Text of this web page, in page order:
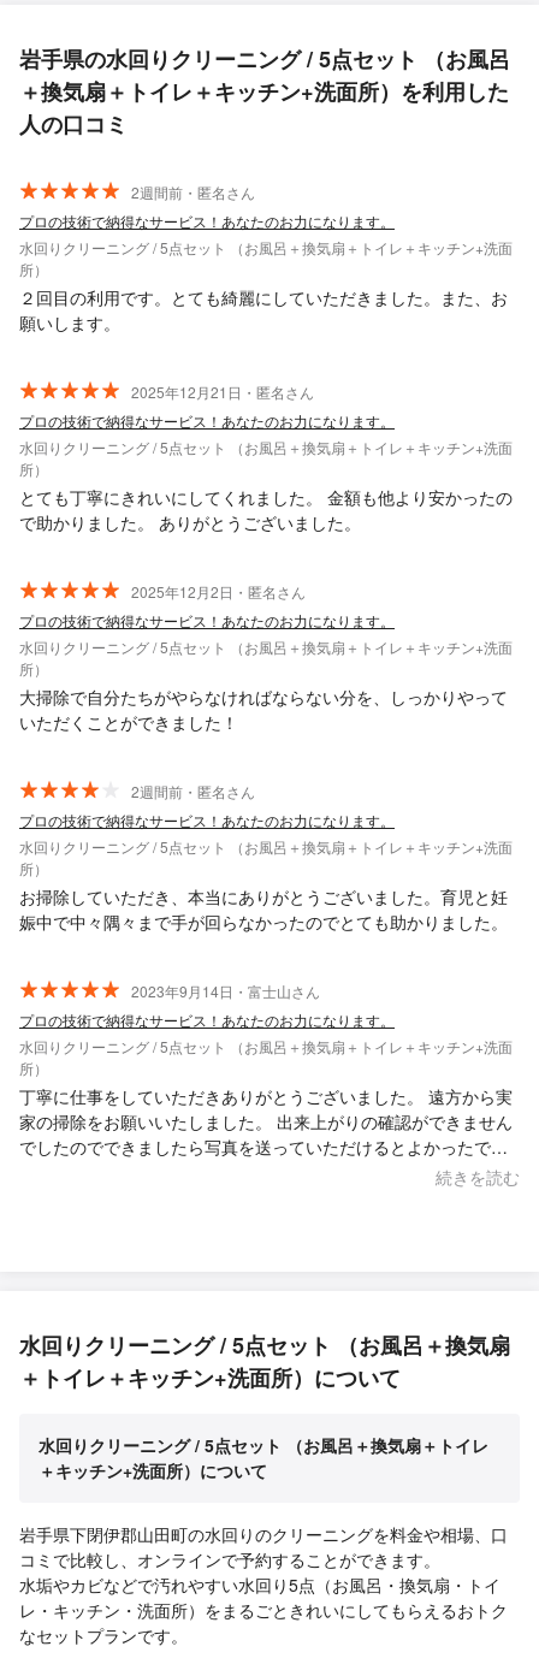
岩手県の水回りクリーニング / 5点セット （お風呂
＋換気扇＋トイレ＋キッチン+洗面所）を利用した
人の口コミ
2週間前・匿名さん
プロの技術で納得なサービス！あなたのお力になります。
水回りクリーニング / 5点セット （お風呂＋換気扇＋トイレ＋キッチン+洗面
所）
２回目の利用です。とても綺麗にしていただきました。また、お
願いします。
2025年12月21日・匿名さん
プロの技術で納得なサービス！あなたのお力になります。
水回りクリーニング / 5点セット （お風呂＋換気扇＋トイレ＋キッチン+洗面
所）
とても丁寧にきれいにしてくれました。 金額も他より安かったの
で助かりました。 ありがとうございました。
2025年12月2日・匿名さん
プロの技術で納得なサービス！あなたのお力になります。
水回りクリーニング / 5点セット （お風呂＋換気扇＋トイレ＋キッチン+洗面
所）
大掃除で自分たちがやらなければならない分を、しっかりやって
いただくことができました！
2週間前・匿名さん
プロの技術で納得なサービス！あなたのお力になります。
水回りクリーニング / 5点セット （お風呂＋換気扇＋トイレ＋キッチン+洗面
所）
お掃除していただき、本当にありがとうございました。育児と妊
娠中で中々隅々まで手が回らなかったのでとても助かりました。
2023年9月14日・富士山さん
プロの技術で納得なサービス！あなたのお力になります。
水回りクリーニング / 5点セット （お風呂＋換気扇＋トイレ＋キッチン+洗面
所）
丁寧に仕事をしていただきありがとうございました。 遠方から実
家の掃除をお願いいたしました。 出来上がりの確認ができません
でしたのでできましたら写真を送っていただけるとよかったで
す。 しかし住んでいる本人は満足のようでした。 大変ありがとう
続きを読む
水回りクリーニング / 5点セット （お風呂＋換気扇
＋トイレ＋キッチン+洗面所）について
水回りクリーニング / 5点セット （お風呂＋換気扇＋トイレ
＋キッチン+洗面所）について
岩手県下閉伊郡山田町の水回りのクリーニングを料金や相場、口
コミで比較し、オンラインで予約することができます。
水垢やカビなどで汚れやすい水回り5点（お風呂・換気扇・トイ
レ・キッチン・洗面所）をまるごときれいにしてもらえるおトク
なセットプランです。